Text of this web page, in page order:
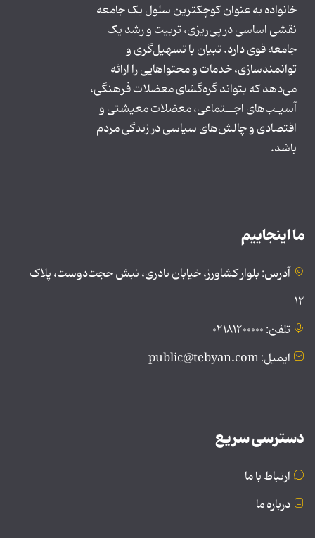
خانواده به عنوان کوچکترین سلول یک جامعه
نقشی اساسی در پی‌ریزی، تربیت و رشد یک
جامعه قوی دارد. تبیان با تسهیل‌گری و
توانمندسازی، خدمات و محتواهایی را ارائه
می‌دهد که بتواند گره‌گشای معضلات فرهنگی،
آسیـب‌های اجــتماعی، معضلات معیشتی و
اقتصادی و چالش‌های سیاسی در زندگی مردم
باشد.
ما اینجاییم
آدرس: بلوار کشاورز، خیابان نادری، نبش حجت‌دوست، پلاک
۱۲
تلفن: ۰۲۱۸۱۲۰۰۰۰۰
ایمیل: public@tebyan.com
دسترسی سریع
ارتباط با ما
درباره ما